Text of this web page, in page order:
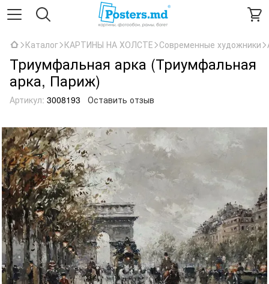
Каталог КАРТИНЫ НА ХОЛСТЕ Современные художники
Триумфальная арка (Триумфальная
арка, Париж)
Артикул: 3008193 Оставить отзыв